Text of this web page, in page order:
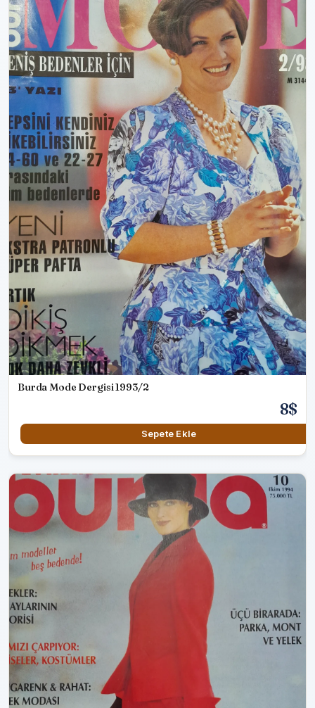
Burda Mode Dergisi 1993/2
8$
Sepete Ekle